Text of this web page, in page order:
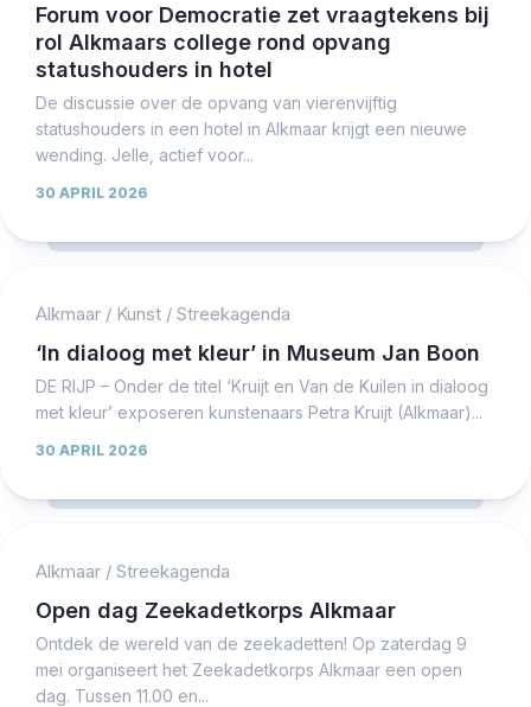
Forum voor Democratie zet vraagtekens bij
rol Alkmaars college rond opvang
statushouders in hotel
De discussie over de opvang van vierenvijftig
statushouders in een hotel in Alkmaar krijgt een nieuwe
wending. Jelle, actief voor...
30 APRIL 2026
Alkmaar / Kunst / Streekagenda
‘In dialoog met kleur’ in Museum Jan Boon
DE RIJP – Onder de titel ‘Kruijt en Van de Kuilen in dialoog
met kleur’ exposeren kunstenaars Petra Kruijt (Alkmaar)...
30 APRIL 2026
Alkmaar / Streekagenda
Open dag Zeekadetkorps Alkmaar
Ontdek de wereld van de zeekadetten! Op zaterdag 9
mei organiseert het Zeekadetkorps Alkmaar een open
dag. Tussen 11.00 en...